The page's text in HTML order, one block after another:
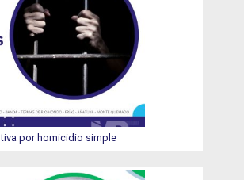
por homicidio simple